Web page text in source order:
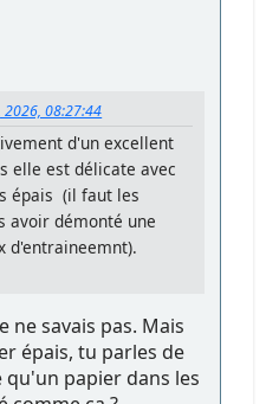
2026, 08:27:44
d'un excellent
elle est délicate avec
épais (il faut les
avoir démonté une
d'entraineemnt).
savais pas. Mais
épais, tu parles de
qu'un papier dans les